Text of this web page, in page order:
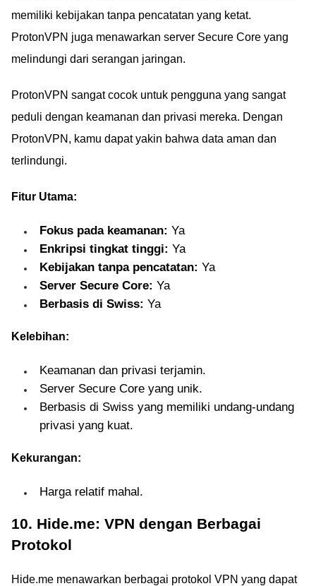
memiliki kebijakan tanpa pencatatan yang ketat.
ProtonVPN juga menawarkan server Secure Core yang
melindungi dari serangan jaringan.
ProtonVPN sangat cocok untuk pengguna yang sangat
peduli dengan keamanan dan privasi mereka. Dengan
ProtonVPN, kamu dapat yakin bahwa data aman dan
terlindungi.
Fitur Utama:
Fokus pada keamanan: Ya
Enkripsi tingkat tinggi: Ya
Kebijakan tanpa pencatatan: Ya
Server Secure Core: Ya
Berbasis di Swiss: Ya
Kelebihan:
Keamanan dan privasi terjamin.
Server Secure Core yang unik.
Berbasis di Swiss yang memiliki undang-undang
privasi yang kuat.
Kekurangan:
Harga relatif mahal.
10. Hide.me: VPN dengan Berbagai
Protokol
Hide.me menawarkan berbagai protokol VPN yang dapat